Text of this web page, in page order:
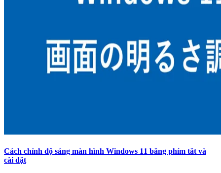
Cách chỉnh độ sáng màn hình Windows 11 bằng phím tắt và
cài đặt